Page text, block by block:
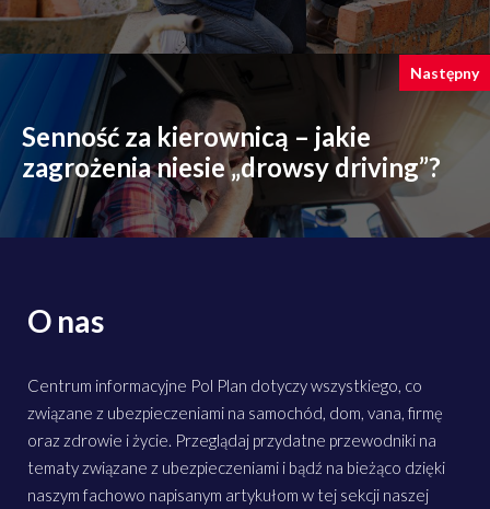
Następny
Senność za kierownicą – jakie
zagrożenia niesie „drowsy driving”?
O nas
Centrum informacyjne Pol Plan dotyczy wszystkiego, co
związane z ubezpieczeniami na samochód, dom, vana, firmę
oraz zdrowie i życie. Przeglądaj przydatne przewodniki na
tematy związane z ubezpieczeniami i bądź na bieżąco dzięki
naszym fachowo napisanym artykułom w tej sekcji naszej